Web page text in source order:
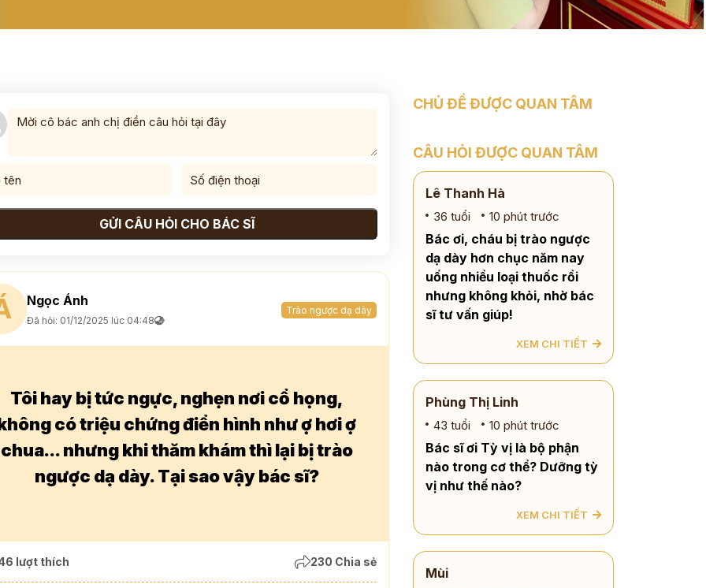
GỬI CÂU HỎI CHO BÁC SĨ
Ngọc Ánh
Đã hỏi: 01/12/2025 lúc 04:48
Trào ngược dạ dày
Tôi hay bị tức ngực, nghẹn nơi cổ họng,
có triệu chứng điển hình như ợ hơi ợ
chua... nhưng khi thăm khám thì lại bị trào
ngược dạ dày. Tại sao vậy bác sĩ?
lượt thích 230 Chia sẻ
CHỦ ĐỀ ĐƯỢC QUAN TÂM
CÂU HỎI ĐƯỢC QUAN TÂM
Lê Thanh Hà
36 tuổi 10 phút trước
Bác ơi, cháu bị trào ngược
dạ dày hơn chục năm nay
uống nhiều loại thuốc rồi
nhưng không khỏi, nhờ bác
sĩ tư vấn giúp!
XEM CHI TIẾT
Phùng Thị Linh
43 tuổi 10 phút trước
Bác sĩ ơi Tỳ vị là bộ phận
nào trong cơ thể? Dưỡng tỳ
vị như thế nào?
XEM CHI TIẾT
Mùi